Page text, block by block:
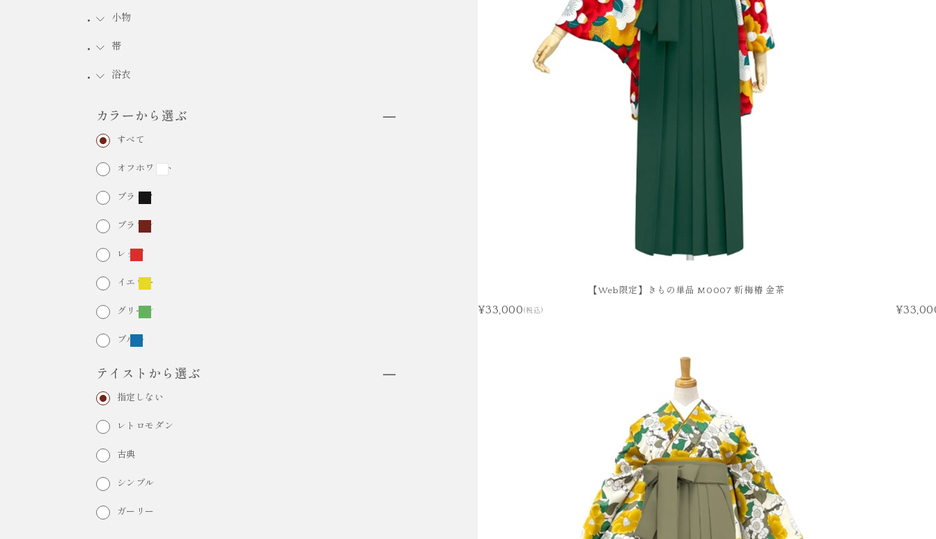
HAKAMA RENTAL FURISODE
小物
帯
浴衣
カラーから選ぶ
すべて
オフホワイト
ブラック
ブラウン
レッド
イエロー
グリーン
ブルー
テイストから選ぶ
指定しない
レトロモダン
古典
シンプル
ガーリー
【Web限定】きもの単品 M0007 新梅椿 金茶
¥33,000(税込)